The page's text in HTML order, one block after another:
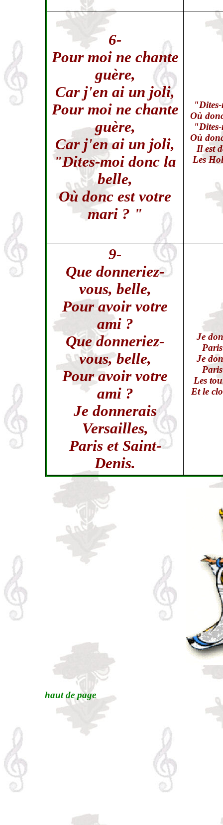
6-
Pour moi ne chante
guère,
Car j'en ai un joli,
Pour moi ne chante
guère,
Car j'en ai un joli,
"Dites-moi donc la
belle,
Où donc est votre
mari ? "
Où
Où
Il est
Les
9-
Que donneriez-
vous, belle,
Pour avoir votre
ami ?
Que donneriez-
vous, belle,
Pour avoir votre
ami ?
Je donnerais
Versailles,
Paris et Saint-
Denis.
Je
Je
Les
Et le
haut de page